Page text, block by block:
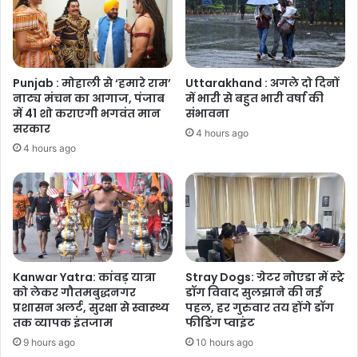
रहे
जवानों
को
मिलेगी
राहत
Punjab : मोहाली से ‘हमारे राम’
नाट्य मंचन का आगाज, पंजाब
में 41 शो कराएगी भगवंत मान
सरकार
4 hours ago
Uttarakhand : अगले दो दिनों
में भारी से बहुत भारी वर्षा की
संभावना
4 hours ago
Kanwar Yatra: कांवड़ यात्रा
को लेकर गौतमबुद्धनगर
प्रशासन अलर्ट, सुरक्षा से स्वास्थ्य
तक व्यापक इंतजाम
9 hours ago
Stray Dogs: ग्रेटर नोएडा में स्ट्रे
डॉग विवाद सुलझाने की नई
पहल, हर गुरुवार तय होंगे डॉग
फीडिंग प्वाइंट
10 hours ago